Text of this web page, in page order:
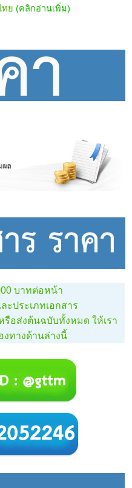
ทย (คลิกอ่านเพิ่ม)
บาทต่อหน้า
ประเภทเอกสาร
อส่งต้นฉบับทั้งหมด ให้เรา
งทางด้านล่างนี้